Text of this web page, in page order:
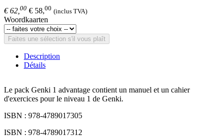
€ 62, 00 € 58,00 (inclus TVA)
Woordkaarten
Faites une sélection s'il vous plaît
Description
Détails
Le pack Genki 1 advantage contient un manuel et un cahier
d'exercices pour le niveau 1 de Genki.
ISBN : 978-4789017305
ISBN : 978-4789017312